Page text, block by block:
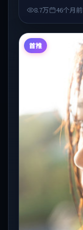
8.7万 46个月前
首推